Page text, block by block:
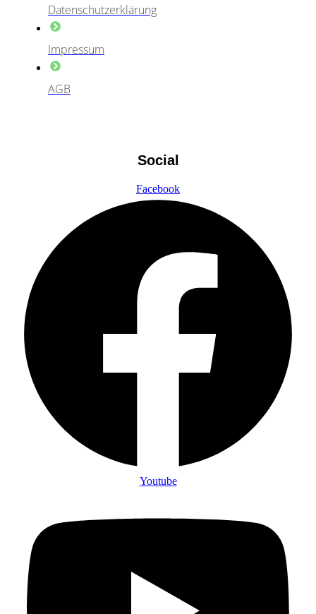
Datenschutzerklärung
Impressum
AGB
Social
Facebook
Youtube